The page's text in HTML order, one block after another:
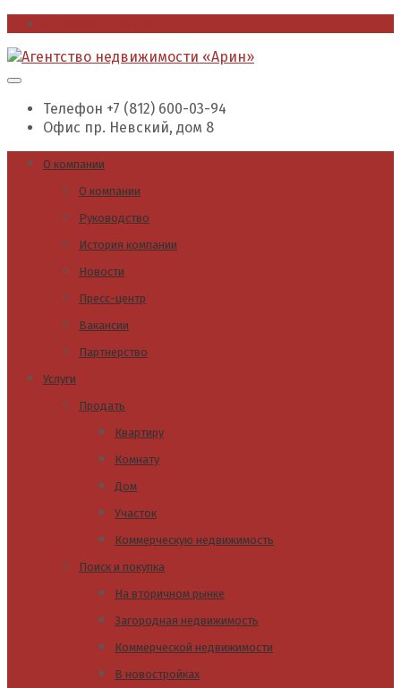
Телефон +7 (812) 600-03-94
Офис пр. Невский, дом 8
О компании
О компании
Руководство
История компании
Новости
Пресс-центр
Вакансии
Партнерство
Услуги
Продать
Квартиру
Комнату
Дом
Участок
Коммерческую недвижимость
Поиск и покупка
На вторичном рынке
Загородная недвижимость
Коммерческой недвижимости
В новостройках